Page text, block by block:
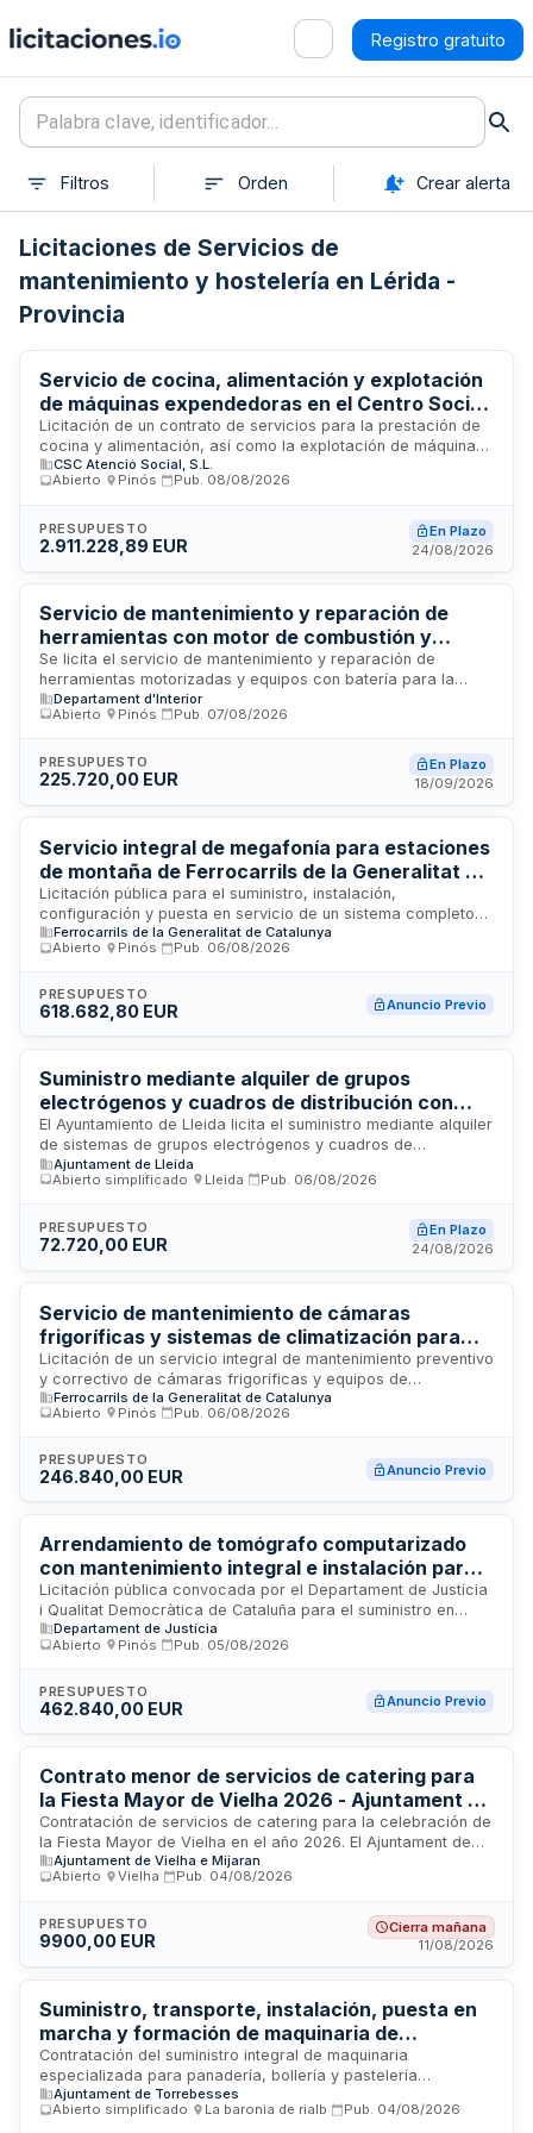
Registro gratuito
Filtros Orden Crear alerta
Licitaciones de Servicios de
mantenimiento y hostelería en Lérida -
Provincia
Servicio de cocina, alimentación y explotación
de máquinas expendedoras en el Centro Social
y Sanitario Frederica Montseny de Viladecans
Licitación de un contrato de servicios para la prestación de
cocina y alimentación, así como la explotación de máquinas
de vending en el Centro Social y Sanitario de Viladecans
Frederica Montseny, gestionado por CSC Atención Social SL.
contratación pública española. El contrato tiene carácter
privado y se somete a la legislación de contratos del sector
contratación pública.
CSC Atenció Social, S.L.
Abierto
Pinós Pub. 08/08/2026
PRESUPUESTO
2.911.228,89 EUR
En Plazo
24/08/2026
Servicio de mantenimiento y reparación de
herramientas con motor de combustión y
batería para la Dirección General de la Policía
de Cataluña
Se licita el servicio de mantenimiento y reparación de
herramientas motorizadas y equipos con batería para la
Dirección General de la Policía de Cataluña. El contrato se
divide en dos lotes: uno dedicado a herramientas de marcas
equipos Hilti. Cada lote requiere la asignación de dos
operarios con experiencia documentada en tareas de
los últimos dos años.
Departament d'Interior
Abierto
Pinós Pub. 07/08/2026
PRESUPUESTO
225.720,00 EUR
En Plazo
18/09/2026
Servicio integral de megafonía para estaciones
de montaña de Ferrocarrils de la Generalitat de
Catalunya con instalación, configuración y
mantenimiento técnico
Licitación pública para el suministro, instalación,
configuración y puesta en servicio de un sistema completo
de megafonía destinado a las estaciones de montaña
operadas por Ferrocarrils de la Generalitat de Catalunya. El
integral en las infraestructuras ferroviarias, la configuración
técnica inicial y la puesta en funcionamiento del sistema.
software, apoyo técnico continuo y mantenimiento preventivo
y correctivo durante la vigencia del acuerdo para garantizar
el funcionamiento óptimo de las instalaciones de
comunicación sonora en las estaciones de montaña del
operador ferroviario catalán.
Ferrocarrils de la Generalitat de Catalunya
Abierto
Pinós Pub. 06/08/2026
PRESUPUESTO
618.682,80 EUR Anuncio Previo
Suministro mediante alquiler de grupos
electrógenos y cuadros de distribución con
instalación y mantenimiento para las Fiestas de
Lleida
El Ayuntamiento de Lleida licita el suministro mediante alquiler
de sistemas de grupos electrógenos y cuadros de
distribución destinados a la Festa Mayor y las Fiestas de
Otoño. El servicio incluye la instalación, mantenimiento,
combustible necesario para su funcionamiento. Además,
comprende la asistencia de personal técnico cualificado,
seguros derivados de la ejecución del contrato.
Ajuntament de Lleida
Abierto simplificado
Lleida Pub. 06/08/2026
PRESUPUESTO
72.720,00 EUR
En Plazo
24/08/2026
Servicio de mantenimiento de cámaras
frigoríficas y sistemas de climatización para
explotaciones turísticas de Ferrocarrils de la
Generalitat de Catalunya
Licitación de un servicio integral de mantenimiento preventivo
y correctivo de cámaras frigoríficas y equipos de
climatización pertenecientes a las instalaciones turísticas de
Ferrocarrils de la Generalitat de Catalunya. El contrato
periódicas y gestión de sistemas de refrigeración y
acondicionamiento de aire. La prestación del servicio se
instalaciones, esenciales para la conservación de alimentos
y confort climático en los espacios de explotación turística
de la entidad adjudicante.
Ferrocarrils de la Generalitat de Catalunya
Abierto
Pinós Pub. 06/08/2026
PRESUPUESTO
246.840,00 EUR Anuncio Previo
Arrendamiento de tomógrafo computarizado
con mantenimiento integral e instalación para
centro forense en Barcelona
Licitación pública convocada por el Departament de Justícia
i Qualitat Democràtica de Cataluña para el suministro en
régimen de arrendamiento sin opción de compra de un
equipo de tomografía computarizada de última generación,
técnica. El contrato comprende además la ejecución de
obras de adecuación y preparación de la sala de radiología
de Llobregat, dependiente del Instituto de Medicina Legal y
Ciencias Forenses de Cataluña. El importe de la licitación
asciende a 462.840 euros.
Departament de Justícia
Abierto
Pinós Pub. 05/08/2026
PRESUPUESTO
462.840,00 EUR Anuncio Previo
Contrato menor de servicios de catering para
la Fiesta Mayor de Vielha 2026 - Ajuntament de
Vielha e Mijaran
Contratación de servicios de catering para la celebración de
la Fiesta Mayor de Vielha en el año 2026. El Ajuntament de
Vielha e Mijaran licita la prestación de servicios de
suministro de comidas y bebidas para los actos festivos
preparación, elaboración y servicio de alimentos y bebidas
durante los eventos que conforman la programación de la
gastronómica para los asistentes.
Ajuntament de Vielha e Mijaran
Abierto
Vielha Pub. 04/08/2026
PRESUPUESTO
9900,00 EUR
Cierra mañana
11/08/2026
Suministro, transporte, instalación, puesta en
marcha y formación de maquinaria de
panadería, bollería y pastelería para el Obrador
Compartido de Torrebesses
Contratación del suministro integral de maquinaria
especializada para panadería, bollería y pastelería
destinada al funcionamiento del Obrador Compartido de
Torrebesses. El contrato incluye el transporte de los equipos,
Ajuntament de Torrebesses
Abierto simplificado
La baronia de rialb Pub. 04/08/2026